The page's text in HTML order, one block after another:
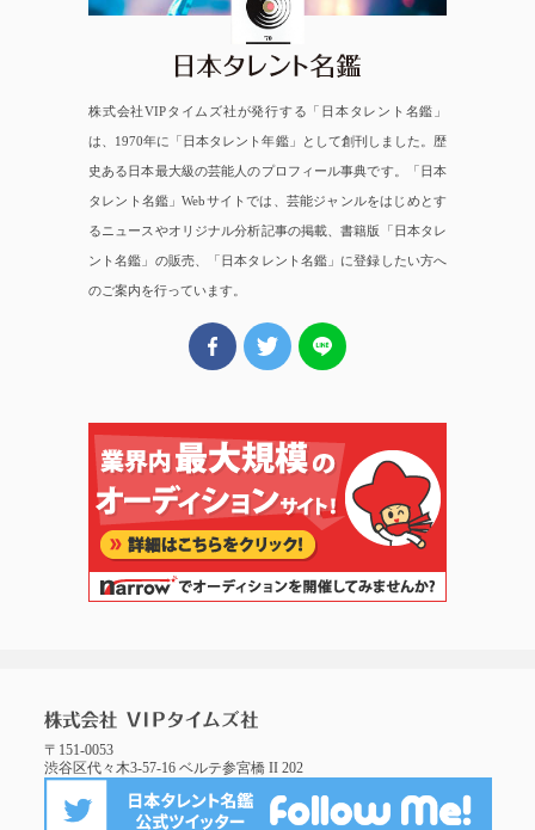
株式会社VIPタイムズ社が発行する「日本タレント名鑑」
は、1970年に「日本タレント年鑑」として創刊しました。歴
史ある日本最大級の芸能人のプロフィール事典です。「日本
タレント名鑑」Webサイトでは、芸能ジャンルをはじめとす
るニュースやオリジナル分析記事の掲載、書籍版「日本タレ
ント名鑑」の販売、「日本タレント名鑑」に登録したい方へ
のご案内を行っています。
〒151-0053
渋谷区代々木3-57-16 ベルテ参宮橋 II 202